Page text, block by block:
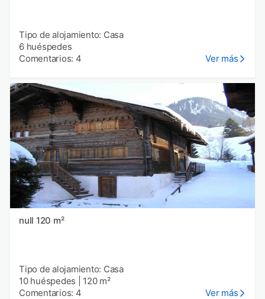
Tipo de alojamiento: Casa
6 huéspedes
Comentarios: 4
Ver más
null 120 m²
Tipo de alojamiento: Casa
10 huéspedes
120 m²
Comentarios: 4
Ver más